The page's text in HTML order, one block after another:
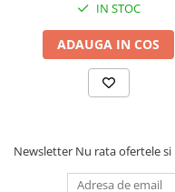
IN STOC
ADAUGA IN COS
Newsletter Nu rata ofertele